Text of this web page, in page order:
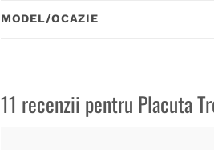
MODEL/OCAZIE
11 recenzii pentru Placuta